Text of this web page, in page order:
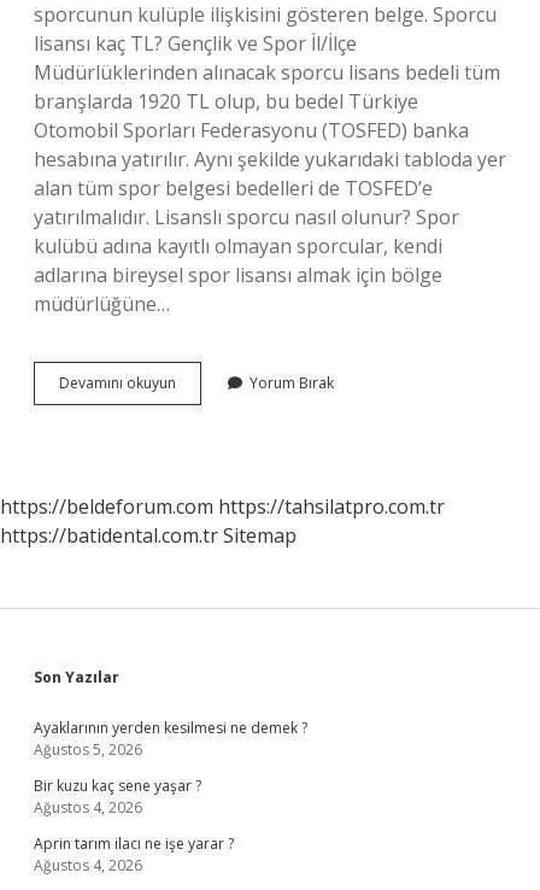
sporcunun kulüple ilişkisini gösteren belge. Sporcu
lisansı kaç TL? Gençlik ve Spor İl/İlçe
Müdürlüklerinden alınacak sporcu lisans bedeli tüm
branşlarda 1920 TL olup, bu bedel Türkiye
Otomobil Sporları Federasyonu (TOSFED) banka
hesabına yatırılır. Aynı şekilde yukarıdaki tabloda yer
alan tüm spor belgesi bedelleri de TOSFED’e
yatırılmalıdır. Lisanslı sporcu nasıl olunur? Spor
kulübü adına kayıtlı olmayan sporcular, kendi
adlarına bireysel spor lisansı almak için bölge
müdürlüğüne…
Devamını okuyun
Lisansı
Yorum Bırak
https://beldeforum.com https://tahsilatpro.com.tr
https://batidental.com.trSitemap
Sidebar
Son Yazılar
Ayaklarının yerden kesilmesi ne demek ?
Ağustos 5, 2026
Bir kuzu kaç sene yaşar ?
Ağustos 4, 2026
Aprin tarım ilacı ne işe yarar ?
Ağustos 4, 2026